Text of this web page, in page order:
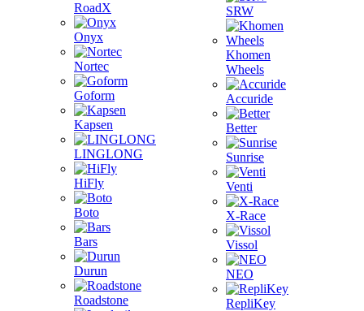
RoadX
Onyx
Nortec
Goform
Kapsen
LINGLONG
HiFly
Boto
Bars
Durun
Roadstone
SRW
Khomen
Wheels
Accuride
Better
Sunrise
Venti
X-Race
Vissol
NEO
RepliKey